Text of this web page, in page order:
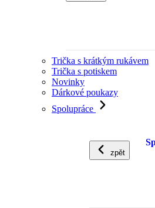
Trička s krátkým rukávem
Trička s potiskem
Novinky
Dárkové poukazy
Spolupráce
zpět